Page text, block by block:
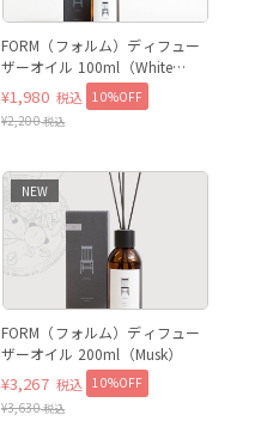
FORM（フォルム）ディフュー
ザーオイル 100ml（White
Floral）
¥1,980 税込 10%OFF
¥2,200税込
NEW
FORM（フォルム）ディフュー
ザーオイル 200ml（Musk）
¥3,267 税込 10%OFF
¥3,630税込